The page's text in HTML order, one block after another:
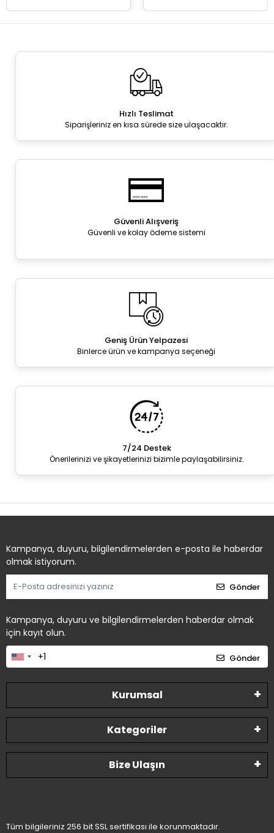
Hızlı Teslimat
Siparişleriniz en kısa sürede size ulaşacaktır.
Güvenli Alışveriş
Güvenli ve kolay ödeme sistemi
Geniş Ürün Yelpazesi
Binlerce ürün ve kampanya seçeneği
7/24 Destek
Önerilerinizi ve şikayetlerinizi bizimle paylaşabilirsiniz.
Kampanya, duyuru, bilgilendirmelerden e-posta ile haberdar
olmak istiyorum.
Gönder
Kampanya, duyuru ve bilgilendirmelerden haberdar olmak
için kayıt olun.
Gönder
Kurumsal
Kategoriler
Bize Ulaşın
Tüm bilgileriniz 256 bit SSL sertifikası ile korunmaktadır.